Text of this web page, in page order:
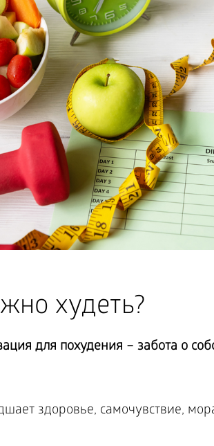
худеть?
для похудения – забота о
здоровье, самочувствие,